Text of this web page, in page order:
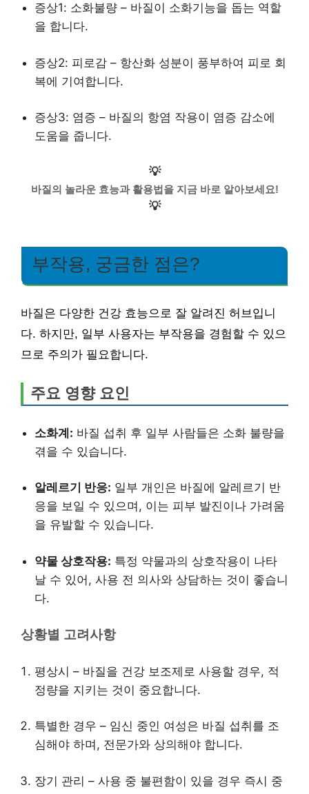
증상1: 소화불량 – 바질이 소화기능을 돕는 역할
을 합니다.
증상2: 피로감 – 항산화 성분이 풍부하여 피로 회
복에 기여합니다.
증상3: 염증 – 바질의 항염 작용이 염증 감소에
도움을 줍니다.
💡
바질의 놀라운 효능과 활용법을 지금 바로 알아보세요!
💡
부작용, 궁금한 점은?
바질은 다양한 건강 효능으로 잘 알려진 허브입니
다. 하지만, 일부 사용자는 부작용을 경험할 수 있으
므로 주의가 필요합니다.
주요 영향 요인
소화계: 바질 섭취 후 일부 사람들은 소화 불량을
겪을 수 있습니다.
알레르기 반응: 일부 개인은 바질에 알레르기 반
응을 보일 수 있으며, 이는 피부 발진이나 가려움
을 유발할 수 있습니다.
약물 상호작용: 특정 약물과의 상호작용이 나타
날 수 있어, 사용 전 의사와 상담하는 것이 좋습니
다.
상황별 고려사항
평상시 – 바질을 건강 보조제로 사용할 경우, 적
정량을 지키는 것이 중요합니다.
특별한 경우 – 임신 중인 여성은 바질 섭취를 조
심해야 하며, 전문가와 상의해야 합니다.
장기 관리 – 사용 중 불편함이 있을 경우 즉시 중